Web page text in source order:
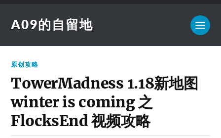
A09的自留地
原创攻略
TowerMadness 1.18新地图
winter is coming 之
FlocksEnd 视频攻略